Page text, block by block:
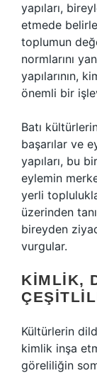
yapıları,
etmede
toplumun
normlarını
yapılarının,
önemli bir
Batı
başarılar ve
yapıları, bu
eylemin
yerli
üzerinden
bireyden
vurgular.
KIMLIK,
Kültürlerin
kimlik inşa
göreliliğin